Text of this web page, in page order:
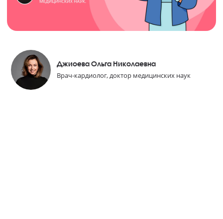
Джиоева Ольга Николаевна
Врач-кардиолог, доктор медицинских наук